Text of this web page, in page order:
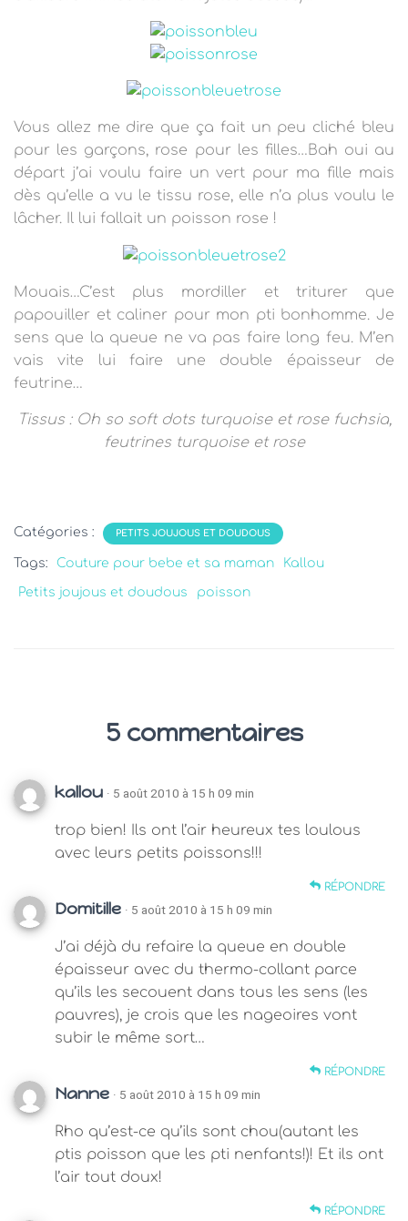
Vous allez me dire que ça fait un peu cliché bleu
pour les garçons, rose pour les filles…Bah oui au
départ j’ai voulu faire un vert pour ma fille mais
dès qu’elle a vu le tissu rose, elle n’a plus voulu le
lâcher. Il lui fallait un poisson rose !
Mouais…C’est plus mordiller et triturer que
papouiller et caliner pour mon pti bonhomme. Je
sens que la queue ne va pas faire long feu. M’en
vais vite lui faire une double épaisseur de
feutrine…
Tissus : Oh so soft dots turquoise et rose fuchsia,
feutrines turquoise et rose
Catégories : PETITS JOUJOUS ET DOUDOUS
Tags: Couture pour bebe et sa maman Kallou
Petits joujous et doudous poisson
5 commentaires
kallou · 5 août 2010 à 15 h 09 min
trop bien! Ils ont l’air heureux tes loulous
avec leurs petits poissons!!!
RÉPONDRE
Domitille · 5 août 2010 à 15 h 09 min
J’ai déjà du refaire la queue en double
épaisseur avec du thermo-collant parce
qu’ils les secouent dans tous les sens (les
pauvres), je crois que les nageoires vont
subir le même sort…
RÉPONDRE
Nanne · 5 août 2010 à 15 h 09 min
Rho qu’est-ce qu’ils sont chou(autant les
ptis poisson que les pti nenfants!)! Et ils ont
l’air tout doux!
RÉPONDRE